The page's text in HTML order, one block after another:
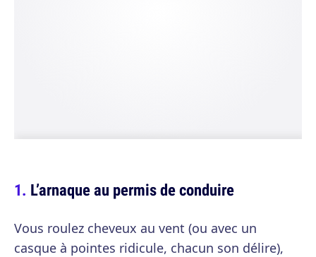
L’arnaque au permis de conduire
Vous roulez cheveux au vent (ou avec un
casque à pointes ridicule, chacun son délire),